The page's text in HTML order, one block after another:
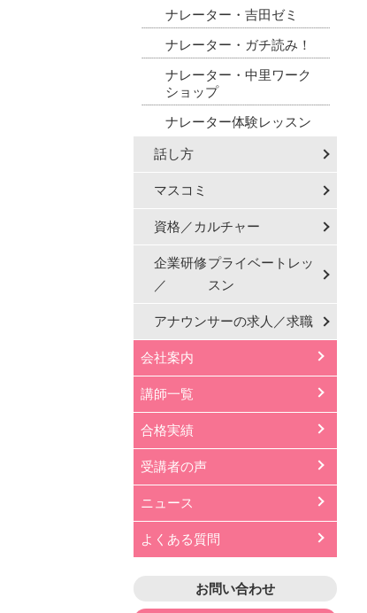
ナレーター・吉田ゼミ
ナレーター・ガチ読み！
ナレーター・中里ワーク
ショップ
ナレーター体験レッスン
話し方
マスコミ
資格／カルチャー
企業研修
／
プライベートレッ
スン
アナウンサーの求人／求職
会社案内
講師一覧
合格実績
受講者の声
ニュース
よくある質問
お問い合わせ